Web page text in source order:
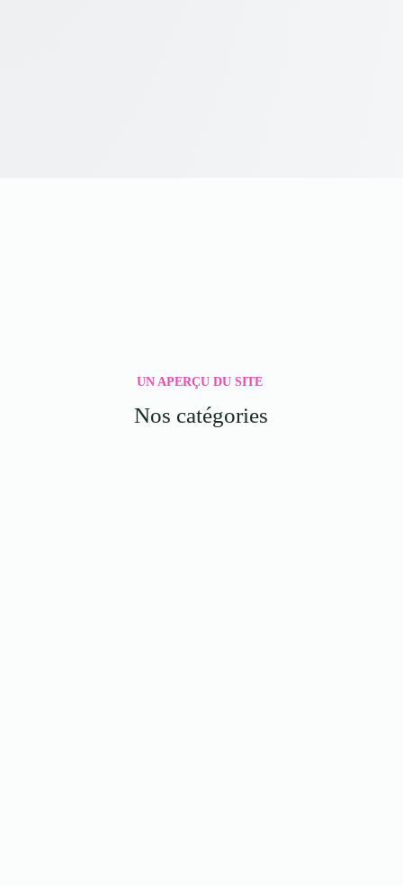
UN APERÇU DU SITE
Nos catégories